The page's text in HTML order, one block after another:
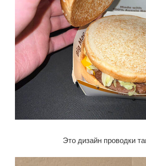
Это дизайн проводки